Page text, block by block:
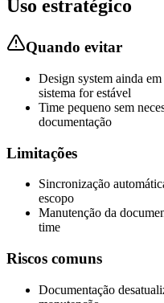
Uso estratégico
Quando evitar
Design system ainda
sistema for estável
Time pequeno sem
documentação
Limitações
Sincronização
escopo
Manutenção da
time
Riscos comuns
Documentação